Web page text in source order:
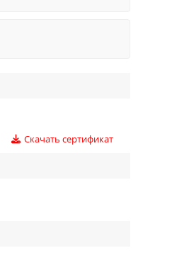
Скачать сертификат